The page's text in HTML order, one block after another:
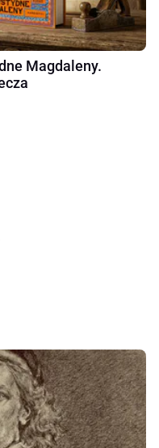
Magdaleny.